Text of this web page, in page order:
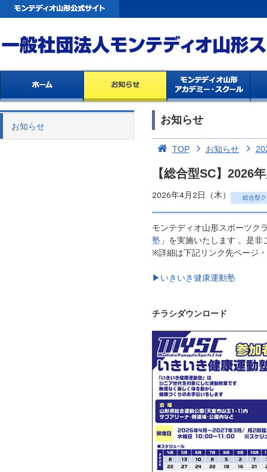
お知らせ
お知らせ
TOP お知らせ
【総合型SC】2026
2026年4月2日（木） 総合型
モンテディオ山形スポーツク
塾 」を実施いたします 。是非
※詳細は下記リンク先ページ
▶いきいき健康運動塾
チラシダウンロード